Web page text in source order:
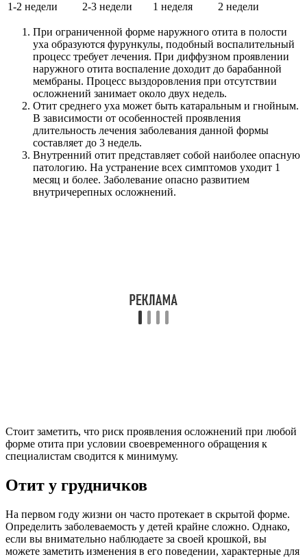
1-2 недели
2-3 недели 1 неделя 2 недели
При ограниченной форме наружного отита в полости
уха образуются фурункулы, подобный воспалительный
процесс требует лечения. При диффузном проявлении
наружного отита воспаление доходит до барабанной
мембраны. Процесс выздоровления при отсутствии
осложнений занимает около двух недель.
Отит среднего уха может быть катаральным и гнойным.
В зависимости от особенностей проявления
длительность лечения заболевания данной формы
составляет до 3 недель.
Внутренний отит представляет собой наиболее опасную
патологию. На устранение всех симптомов уходит 1
месяц и более. Заболевание опасно развитием
внутричерепных осложнений.
На первом году жизни он часто протекает в скрытой форме.
Определить заболеваемость у детей крайне сложно. Однако,
если вы внимательно наблюдаете за своей крошкой, вы
предположения, осторожно потяните за часть
ушной раковины. Если реакция ребенка не
проявляется, боли в ухе нет.
Если у ребенка острый отит, то он откидывает голову назад,
страдает от рвоты, напрягает ручки и ножки. Новорожденный
не запустить инфекцию, следует проконсультироваться с
врачом при первых проявлениях заболевания.
Как долго длится отит у ребенка?